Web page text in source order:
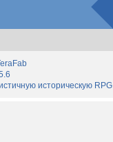
историческую RPG